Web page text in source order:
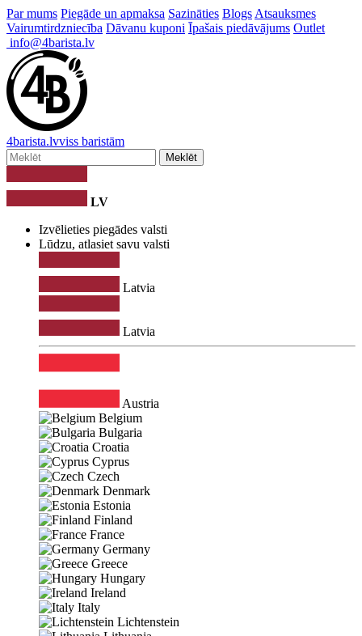
Par mums Piegāde un apmaksa Sazināties Blogs Atsauksmes
Vairumtirdzniecība Dāvanu kuponi Īpašais piedāvājums Outlet
info@4barista.lv
4barista.lvviss baristām
Meklēt
LV
Izvēlieties piegādes valsti
Lūdzu, atlasiet savu valsti
Latvia
Latvia
Austria
Belgium
Bulgaria
Croatia
Cyprus
Czech
Denmark
Estonia
Finland
France
Germany
Greece
Hungary
Ireland
Italy
Lichtenstein